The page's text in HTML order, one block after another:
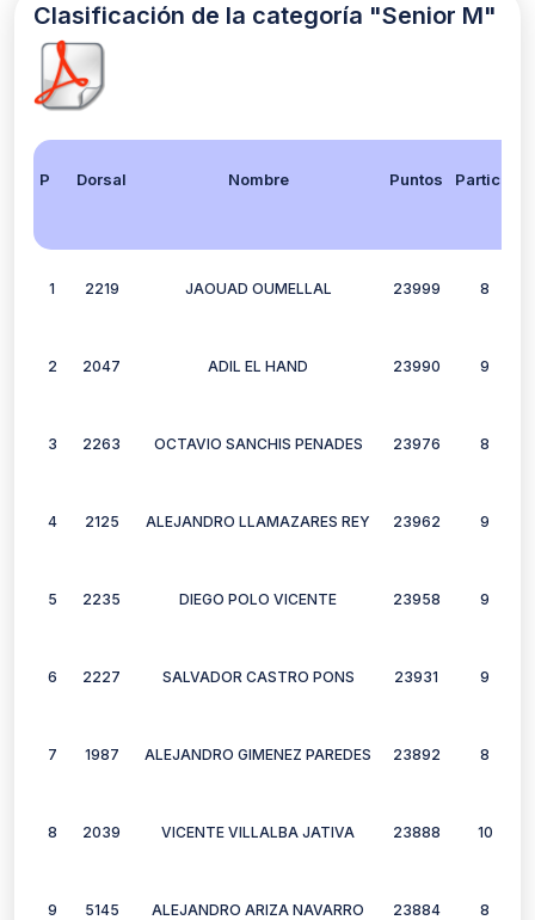
Clasificación de la categoría "Senior M"
Dorsal Nombre Puntos
1 2219 JAOUAD OUMELLAL 23999 8
2 2047 ADIL EL HAND 23990 9
3 2263 OCTAVIO SANCHIS PENADES 23976 8
4 2125 ALEJANDRO LLAMAZARES REY 23962 9
5 2235 DIEGO POLO VICENTE 23958 9
6 2227 SALVADOR CASTRO PONS 23931 9
7 1987 ALEJANDRO GIMENEZ PAREDES 23892 8
8 2039 VICENTE VILLALBA JATIVA 23888 10
9 5145 ALEJANDRO ARIZA NAVARRO 23884 8